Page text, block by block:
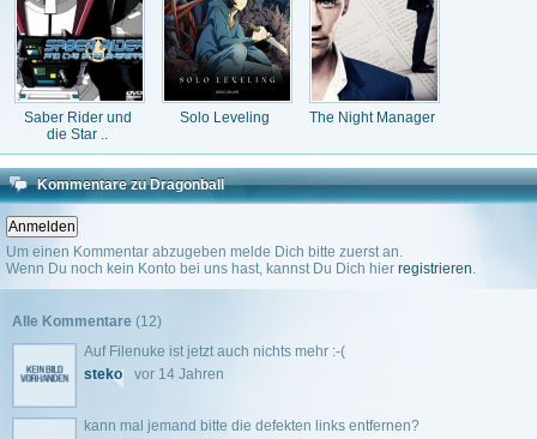
Saber Rider und
die Star ..
Solo Leveling The Night Manager
Kommentare zu Dragonball
Um einen Kommentar abzugeben melde Dich bitte zuerst an.
Wenn Du noch kein Konto bei uns hast, kannst Du Dich hier registrieren.
Alle Kommentare (12)
Auf Filenuke ist jetzt auch nichts mehr :-(
steko
vor 14 Jahren
kann mal jemand bitte die defekten links entfernen?